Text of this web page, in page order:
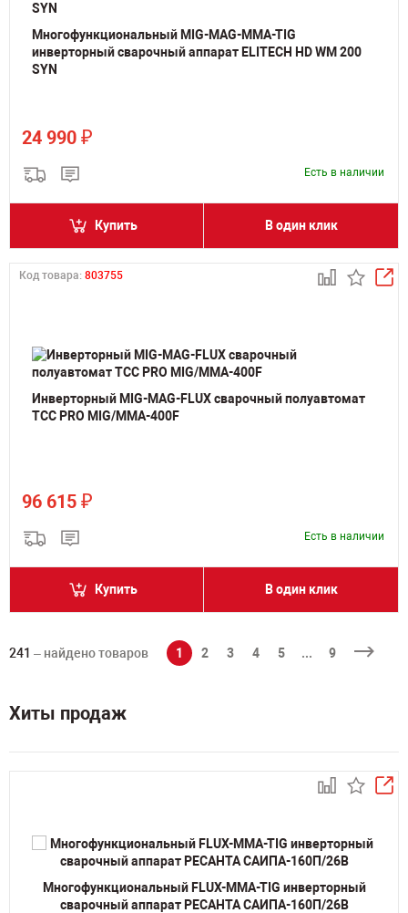
Многофункциональный MIG-MAG-MMA-TIG
инверторный сварочный аппарат ELITECH HD WM 200
SYN
24 990 ₽
Есть в наличии
Купить В один клик
Код товара: 803755
Инверторный MIG-MAG-FLUX сварочный полуавтомат
ТСС PRO MIG/MMA-400F
96 615 ₽
Есть в наличии
Купить В один клик
241 – найдено товаров 1 2 3 4 5 ... 9
Хиты продаж
Многофункциональный FLUX-MMA-TIG инверторный
сварочный аппарат РЕСАНТА САИПА-160П/26В